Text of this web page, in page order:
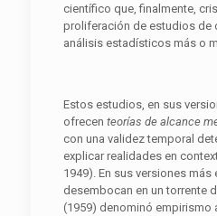
científico que, finalmente,
proliferación de estudios de
análisis estadísticos más o
Estos estudios, en sus
ofrecen teorías de alcance
con una validez temporal
explicar realidades en
1949). En sus versiones más
desembocan en un torrente
(1959) denominó empirismo